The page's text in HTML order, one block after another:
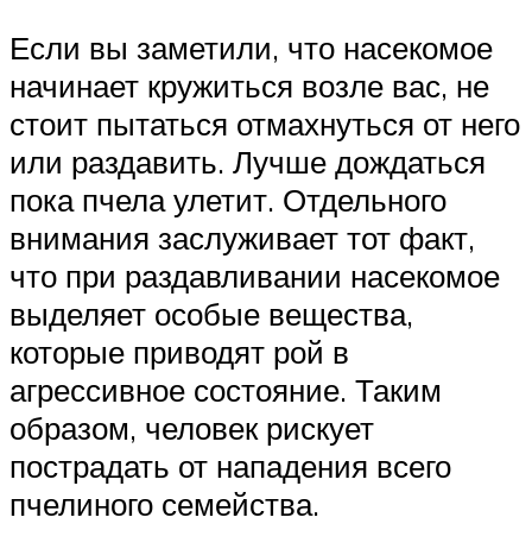
Если вы заметили, что насекомое
начинает кружиться возле вас, не
стоит пытаться отмахнуться от него
или раздавить. Лучше дождаться
пока пчела улетит. Отдельного
внимания заслуживает тот факт,
что при раздавливании насекомое
выделяет особые вещества,
которые приводят рой в
агрессивное состояние. Таким
образом, человек рискует
пострадать от нападения всего
пчелиного семейства.